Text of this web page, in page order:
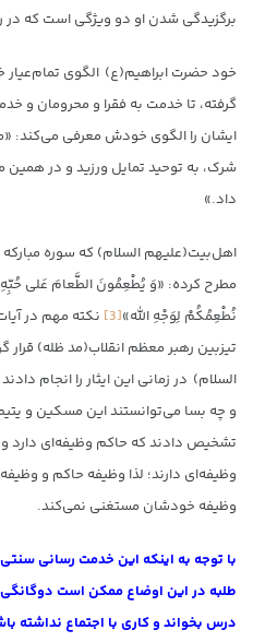
برگزیدگی شدن او دو ویژگی است که
خود حضرت ابراهیم(ع) الگوی
گرفته، تا خدمت به فقرا و محرومان و
ایشان را الگوی خودش معرفی می‌کند:
شرک، به توحید تمایل ورزید و در همین
داد.»
اهل‌بیت(علیهم السلام) که سوره مبارکه
مطرح کرده: «وَ يُطْعِمُونَ الطَّعامَ عَلى‏ حُبِّهِ
نُطْعِمُكُمْ لِوَجْهِ اللَّه‏»[3]
نکته مهم در
تیزبین رهبر معظم انقلاب(مد ظله)
السلام) در زمانی این ایثار را انجام
و چه بسا می‌توانستند این مسکین و یتیم
تشخیص دادند که حاکم وظیفه‌ای دارد
وظیفه‌ای دارند؛ لذا وظیفه حاکم و
وظیفه خودشان مستغنی نمی‌کند.
با توجه به اینکه این خدمت رسانی
طلبه در این اوضاع ممکن است دوگانگی
درس بخواند و کاری با اجتماع نداشته